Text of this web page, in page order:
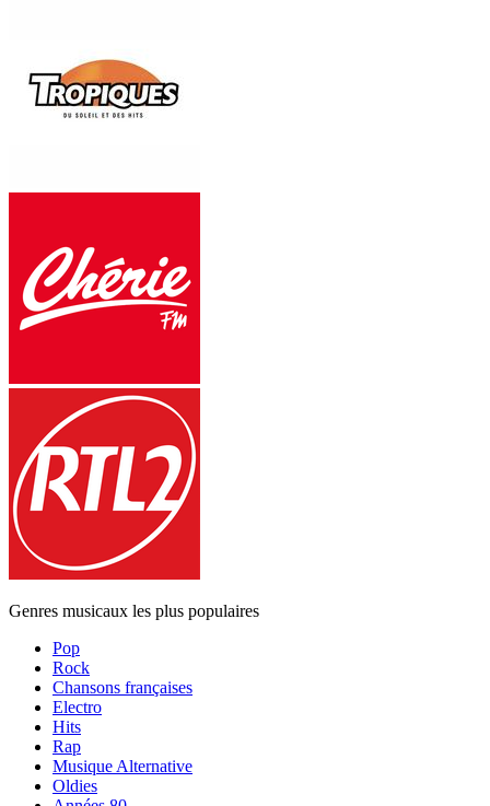
Genres musicaux les plus populaires
Pop
Rock
Chansons françaises
Electro
Hits
Rap
Musique Alternative
Oldies